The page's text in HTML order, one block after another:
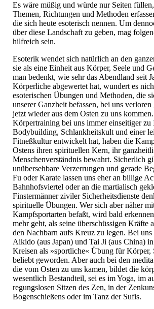
Es wäre müßig und würde nur Seiten
Themen, Richtungen und Methoden
die sich heute esoterisch nennen. Um
über diese Landschaft zu geben, mag
hilfreich sein.
Esoterik wendet sich natürlich an den
sie als eine Einheit aus Körper, Seele und
man bedenkt, wie sehr das Abendland seit
Körperliche abgewertet hat, wundert es
esoterischen Übungen und Methoden, die
unserer Ganzheit befassen, bei uns
jetzt wieder aus dem Osten zu uns
Körpertraining bei uns immer einseitiger zu
Bodybuilding, Schlankheitskult und einer
Fitneßkultur entwickelt hat, haben die
Ostens ihren spirituellen Kern, ihr
Menschenverständnis bewahrt. Sicherlich
unübersehbare Verzerrungen und gerade
Fu oder Karate lassen uns eher an billige
Bahnhofsviertel oder an die martialisch
Finstermänner ziviler Sicherheitsdienste
spirituelle Übungen. Wer sich aber näher
Kampfsportarten befaßt, wird bald
mehr geht, als seine überschüssigen Kräfte
den Nachbarn aufs Kreuz zu legen. Bei
Aikido (aus Japan) und Tai Ji (aus China) in
Kreisen als »sportliche« Übung für Körper,
beliebt geworden. Aber auch bei den
die vom Osten zu uns kamen, bildet die
wesentlich Bestandteil, sei es im Yoga, im
regungslosen Sitzen des Zen, in der
Bogenschießens oder im Tanz der Sufis.